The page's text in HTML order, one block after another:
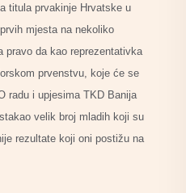
titula prvakinje Hrvatske u
mjesta na nekoliko
pravo da kao reprezentativka
prvenstvu, koje će se
radu i upjesima TKD Banija
velik broj mladih koji su
rezultate koji oni postižu na